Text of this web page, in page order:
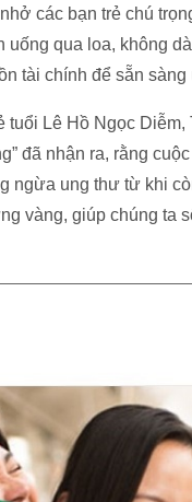
các bạn trẻ chú
uống qua loa, không
tài chính để sẵn
tuổi Lê Hồ Ngọc
đã nhận ra, rằng
ung thư từ khi
vàng, giúp chúng ta